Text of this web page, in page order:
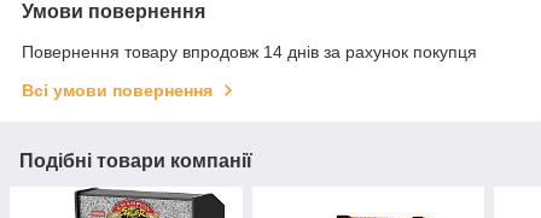
Умови повернення
Повернення товару впродовж 14 днів за рахунок покупця
Всі умови повернення
Подібні товари компанії